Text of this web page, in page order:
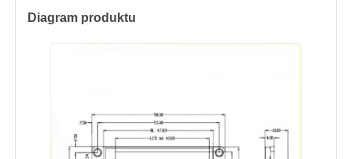
monokromatyczny ekran LCD
Diagram produktu